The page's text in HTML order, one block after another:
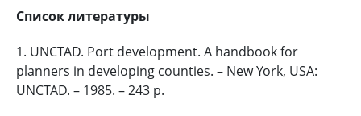
Список литературы
1. UNCTAD. Port development. A handbook for
planners in developing counties. – New York, USA:
UNCTAD. – 1985. – 243 p.